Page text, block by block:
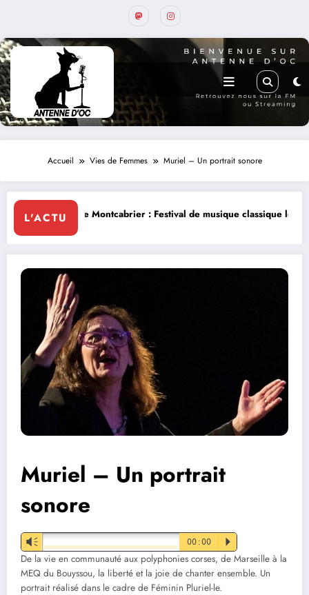
Accueil Vies de Femmes Muriel – Un portrait sonore
L'ACTU
: Festival de musique classique le 8 et 9 août La Thérapie
Muriel – Un portrait
sonore
Vm 00:00 P
De la vie en communauté aux polyphonies corses, de Marseille à la
MEQ du Bouyssou, la liberté et la joie de chanter ensemble. Un
portrait réalisé dans le cadre de Féminin Pluriel-le.